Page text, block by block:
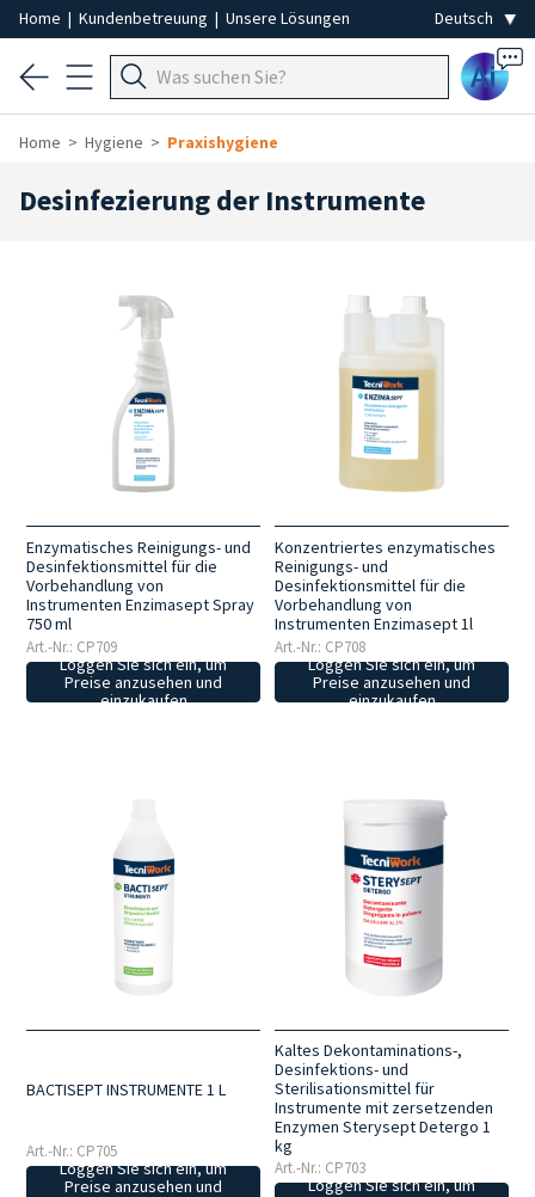
Home | Kundenbetreuung | Unsere Lösungen
Ai
Home Hygiene Praxishygiene
Desinfezierung der Instrumente
Enzymatisches Reinigungs- und
Desinfektionsmittel für die
Vorbehandlung von
Instrumenten Enzimasept Spray
750 ml
Art.-Nr.: CP709
Loggen Sie sich ein, um
Preise anzusehen und
einzukaufen
Konzentriertes enzymatisches
Reinigungs- und
Desinfektionsmittel für die
Vorbehandlung von
Instrumenten Enzimasept 1l
Art.-Nr.: CP708
Loggen Sie sich ein, um
Preise anzusehen und
einzukaufen
BACTISEPT INSTRUMENTE 1 L
Art.-Nr.: CP705
Loggen Sie sich ein, um
Preise anzusehen und
Kaltes Dekontaminations-,
Desinfektions- und
Sterilisationsmittel für
Instrumente mit zersetzenden
Enzymen Sterysept Detergo 1
kg
Art.-Nr.: CP703
Loggen Sie sich ein, um